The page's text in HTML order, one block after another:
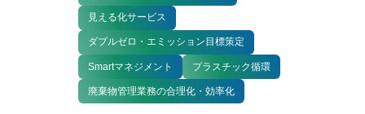
見える化サービス
ダブルゼロ・エミッション目標策定
Smartマネジメント プラスチック循環
廃棄物管理業務の合理化・効率化